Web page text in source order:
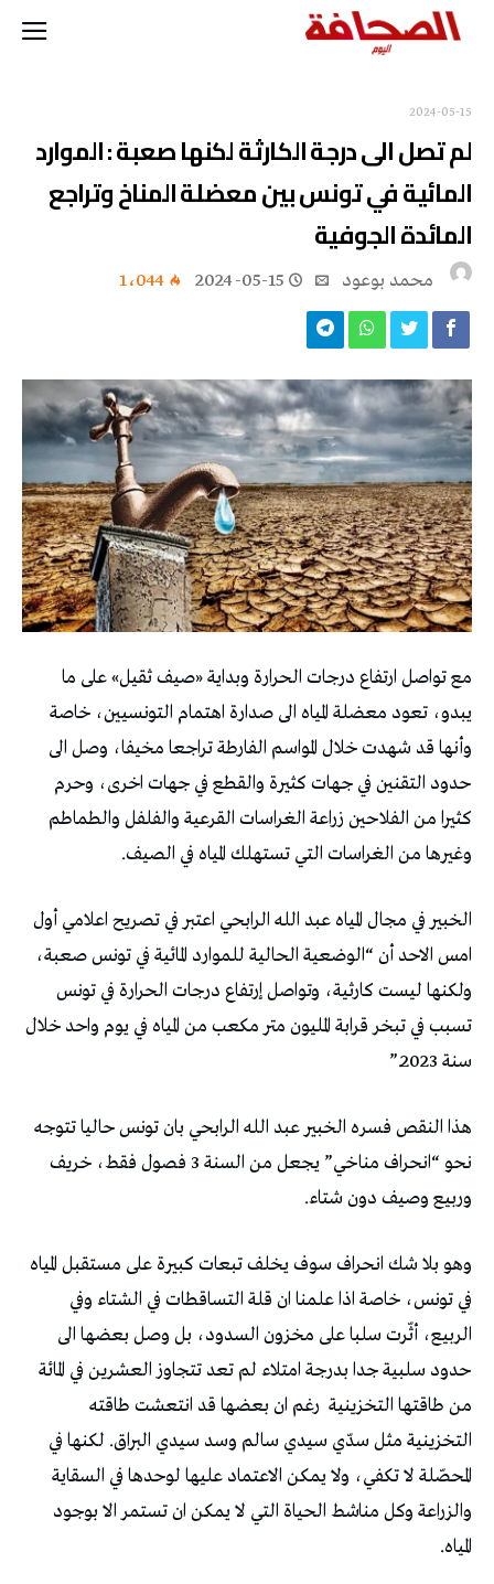
2024-05-15
لم تصل الى درجة الكارثة لكنها صعبة : الموارد
المائية في تونس بين معضلة المناخ وتراجع
المائدة الجوفية
محمد بوعود 2024-05-15 1٬044
مع تواصل ارتفاع درجات الحرارة وبداية «صيف ثقيل» على ما
يبدو، تعود معضلة المياه الى صدارة اهتمام التونسيين، خاصة
وأنها قد شهدت خلال المواسم الفارطة تراجعا مخيفا، وصل الى
حدود التقنين في جهات كثيرة والقطع في جهات اخرى، وحرم
كثيرا من الفلاحين زراعة الغراسات القرعية والفلفل والطماطم
وغيرها من الغراسات التي تستهلك المياه في الصيف.
الخبير في مجال المياه عبد الله الرابحي اعتبر في تصريح اعلامي أول
امس الاحد أن “الوضعية الحالية للموارد المائية في تونس صعبة،
ولكنها ليست كارثية، وتواصل إرتفاع درجات الحرارة في تونس
تسبب في تبخر قرابة المليون متر مكعب من المياه في يوم واحد خلال
سنة 2023.”
هذا النقص فسره الخبير عبد الله الرابحي بان تونس حاليا تتوجه
نحو “انحراف مناخي” يجعل من السنة 3 فصول فقط، خريف
وربيع وصيف دون شتاء.
وهو بلا شك انحراف سوف يخلف تبعات كبيرة على مستقبل المياه
في تونس، خاصة اذا علمنا ان قلة التساقطات في الشتاء وفي
الربيع، أثّرت سلبا على مخزون السدود، بل وصل بعضها الى
حدود سلبية جدا بدرجة امتلاء لم تعد تتجاوز العشرين في المائة
من طاقتها التخزينية رغم ان بعضها قد انتعشت طاقته
التخزينية مثل سدّي سيدي سالم وسد سيدي البراق. لكنها في
المحصّلة لا تكفي، ولا يمكن الاعتماد عليها لوحدها في السقاية
والزراعة وكل مناشط الحياة التي لا يمكن ان تستمر الا بوجود
المياه.